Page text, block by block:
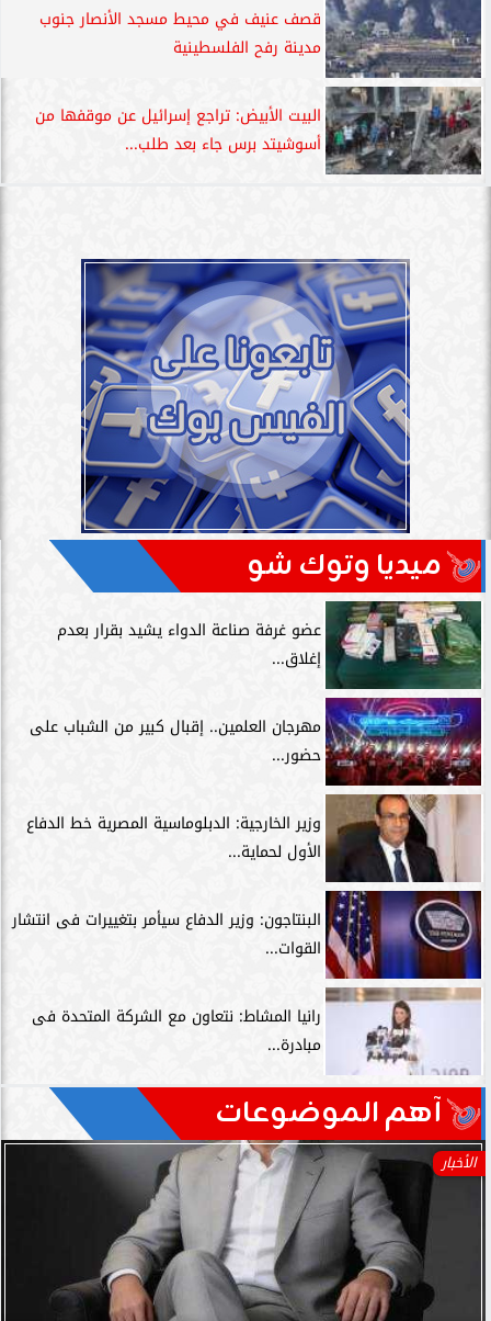
قصف عنيف في محيط مسجد الأنصار جنوب
مدينة رفح الفلسطينية
البيت الأبيض: تراجع إسرائيل عن موقفها من
أسوشيتد برس جاء بعد طلب...
ميديا وتوك شو
عضو غرفة صناعة الدواء يشيد بقرار بعدم
إغلاق...
مهرجان العلمين.. إقبال كبير من الشباب على
حضور...
وزير الخارجية: الدبلوماسية المصرية خط الدفاع
الأول لحماية...
البنتاجون: وزير الدفاع سيأمر بتغييرات فى انتشار
القوات...
رانيا المشاط: نتعاون مع الشركة المتحدة فى
مبادرة...
آهم الموضوعات
الأخبار